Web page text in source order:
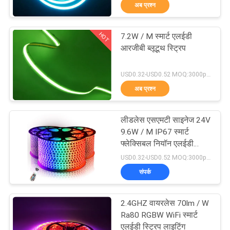
गुणवत्ता
नियंत्रण
संपर्क
एक
उद्धरण
विनती
करे
साइटमैप
एलईडी जी 9 बीयूएलबी
एलईडी R7S बल्ब
47
अब प्रश्न
HOT
7.2W / M स्मार्ट एलईडी
आरजीबी ब्लूटूथ स्ट्रिप
अब प्रश्न
लीडलेस एसएमटी साइनेज 24V
9.6W / M IP67 स्मार्ट
फ्लेक्सिबल नियॉन एलईडी
स्ट्रिप
USD0.32-USD0.52 MOQ:3000pcs
संपर्क
2.4GHZ वायरलेस 70lm / W
Ra80 RGBW WiFi स्मार्ट
एलईडी स्ट्रिप लाइटिंग